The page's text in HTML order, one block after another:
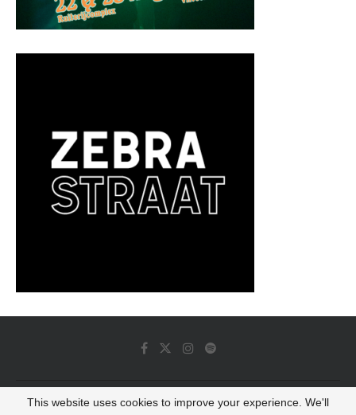
© 2022 - Luminous Dash All Rights Reserved
This website uses cookies to improve your experience. We'll